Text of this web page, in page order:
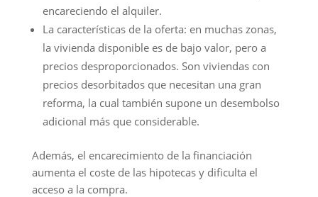
encareciendo el alquiler.
La características de la oferta: en muchas zonas,
la vivienda disponible es de bajo valor, pero a
precios desproporcionados. Son viviendas con
precios desorbitados que necesitan una gran
reforma, la cual también supone un desembolso
adicional más que considerable.
Además, el encarecimiento de la financiación
aumenta el coste de las hipotecas y dificulta el
acceso a la compra.